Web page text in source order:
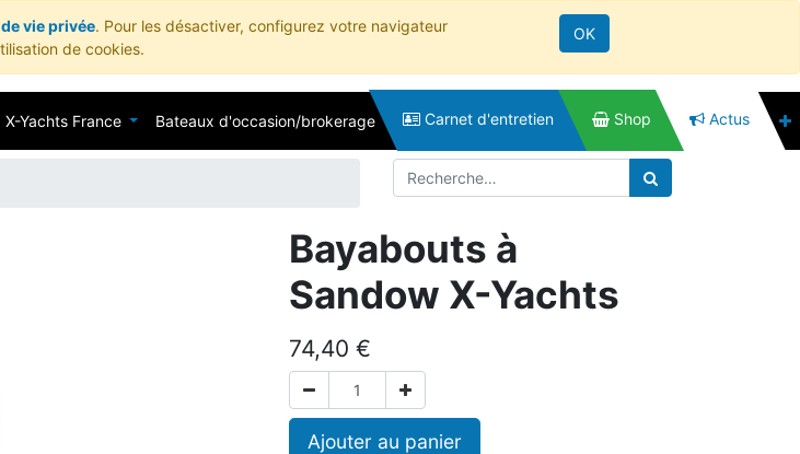
vie privée. Pour les désactiver, configurez votre navigateur
de cookies.
OK
X-Yachts France Bateaux d'occasion/brokerage Carnet d'entretien Shop Actus
Bayabouts à
Sandow X-Yachts
74,40 €
Ajouter au panier